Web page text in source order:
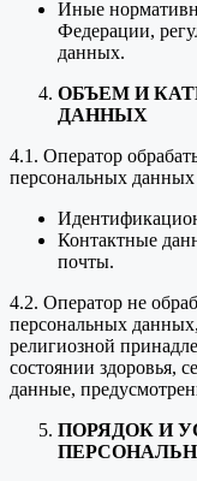
Иные
Федерации,
данных.
ОБЪЕМ И
ДАННЫХ
4.1. Оператор
персональных
Контактные
почты.
4.2. Оператор не
персональных
религиозной
состоянии здоровья,
данные,
ПОРЯДОК И